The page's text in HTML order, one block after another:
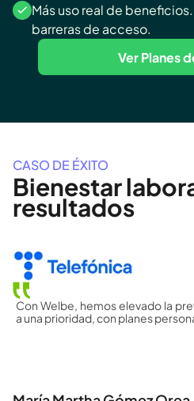
Más uso real de
barreras de acceso.
Ver Planes
CASO DE ÉXITO
Bienestar
resultados
Con Welbe, hemos elevado la
a una prioridad, con planes